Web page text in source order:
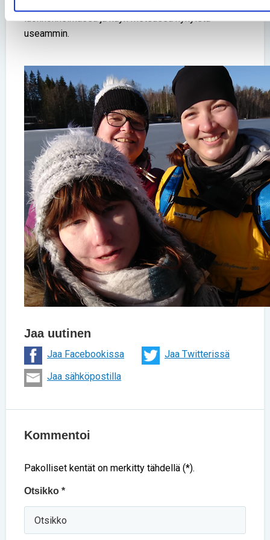
luonnonhelmassa ja käyn metsässä nykyistä
useammin.
Jaa uutinen
Jaa Facebookissa
Jaa Twitterissä
Jaa sähköpostilla
Kommentoi
Pakolliset kentät on merkitty tähdellä (*).
Otsikko *